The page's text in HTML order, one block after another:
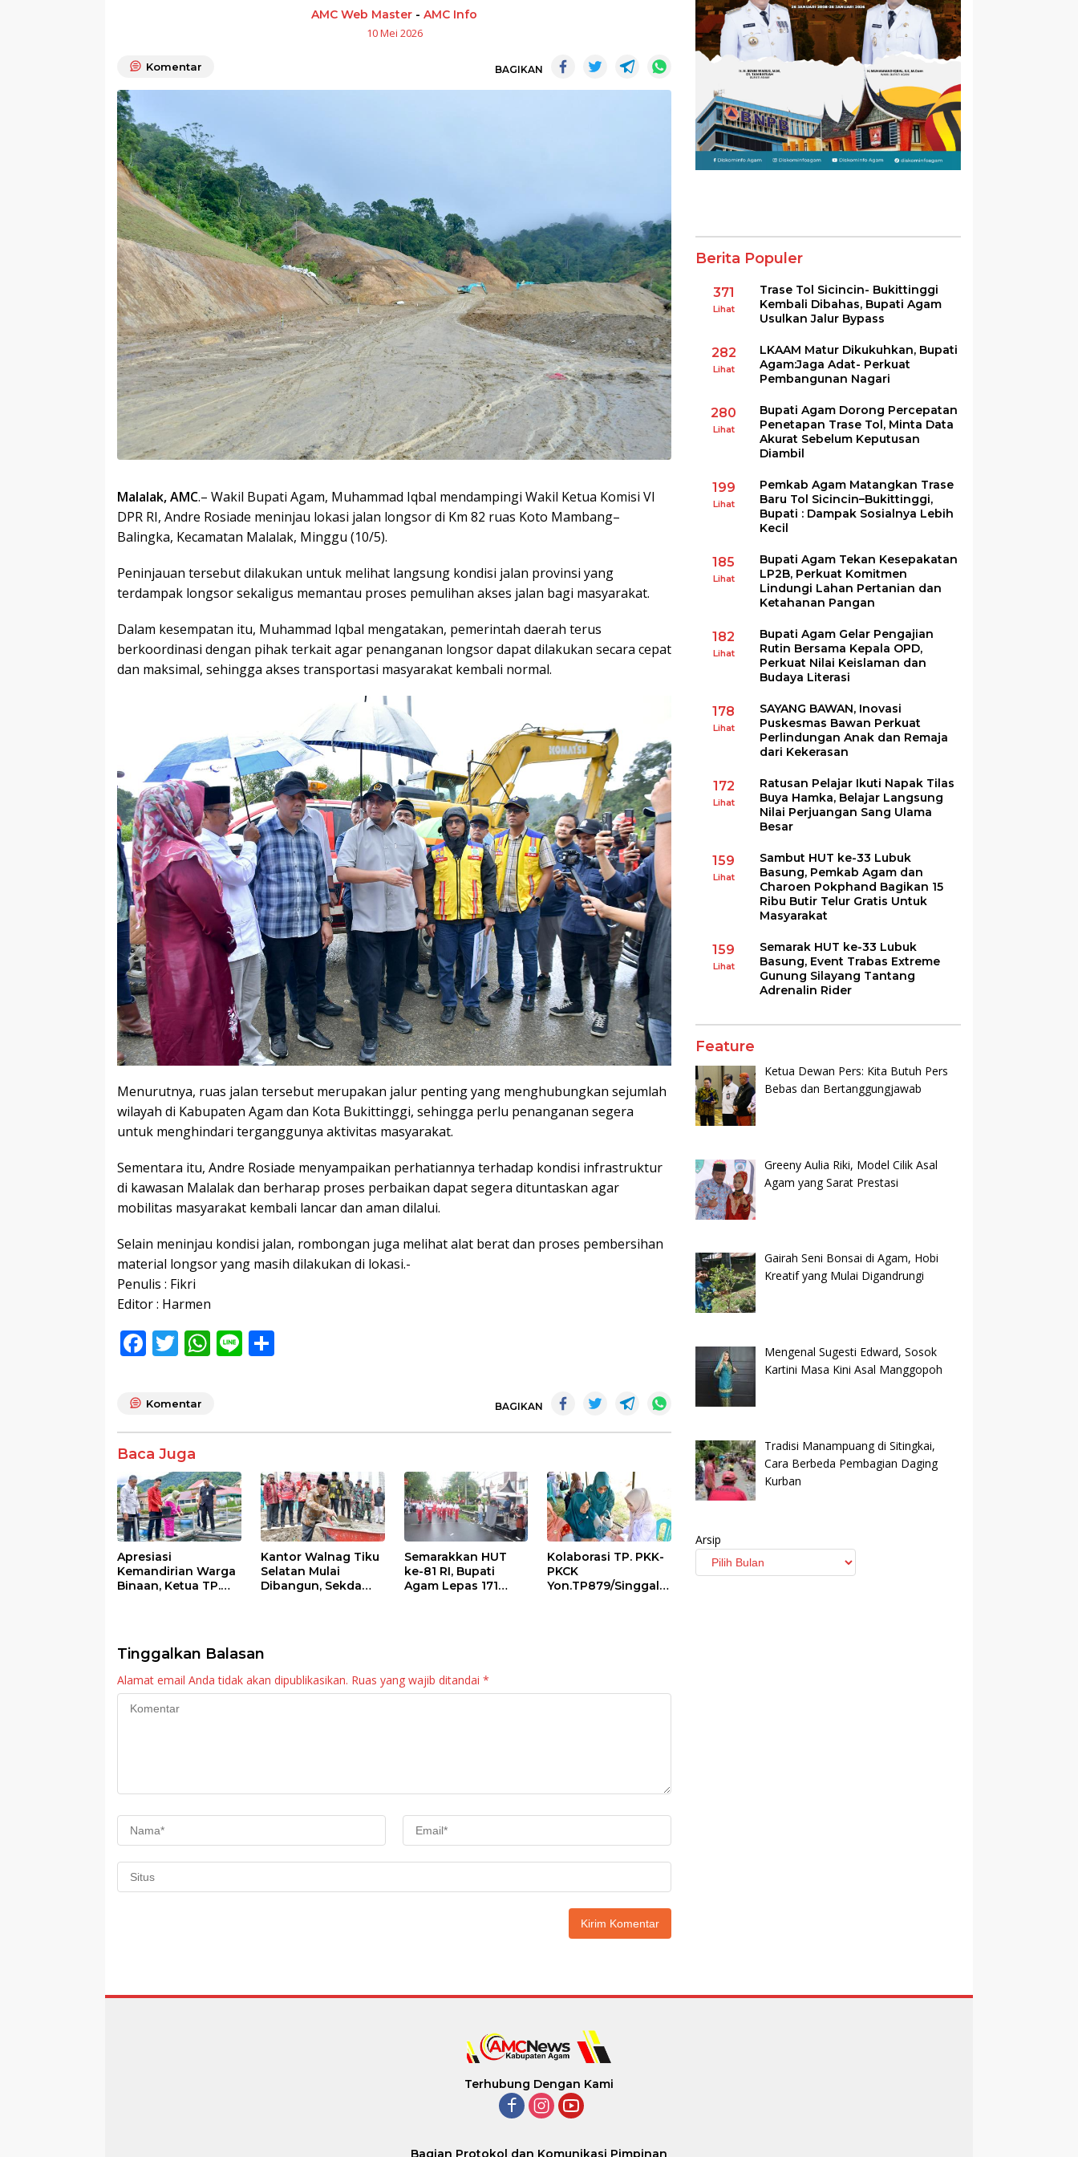
AMC Web Master -AMC Info
10 Mei 2026
Komentar BAGIKAN
Malalak, AMC.– Wakil Bupati Agam, Muhammad Iqbal mendampingi Wakil Ketua Komisi VI
DPR RI, Andre Rosiade meninjau lokasi jalan longsor di Km 82 ruas Koto Mambang–
Balingka, Kecamatan Malalak, Minggu (10/5).
Peninjauan tersebut dilakukan untuk melihat langsung kondisi jalan provinsi yang
terdampak longsor sekaligus memantau proses pemulihan akses jalan bagi masyarakat.
Dalam kesempatan itu, Muhammad Iqbal mengatakan, pemerintah daerah terus
berkoordinasi dengan pihak terkait agar penanganan longsor dapat dilakukan secara cepat
dan maksimal, sehingga akses transportasi masyarakat kembali normal.
Menurutnya, ruas jalan tersebut merupakan jalur penting yang menghubungkan sejumlah
wilayah di Kabupaten Agam dan Kota Bukittinggi, sehingga perlu penanganan segera
untuk menghindari terganggunya aktivitas masyarakat.
Sementara itu, Andre Rosiade menyampaikan perhatiannya terhadap kondisi infrastruktur
di kawasan Malalak dan berharap proses perbaikan dapat segera dituntaskan agar
mobilitas masyarakat kembali lancar dan aman dilalui.
Selain meninjau kondisi jalan, rombongan juga melihat alat berat dan proses pembersihan
material longsor yang masih dilakukan di lokasi.-
Penulis : Fikri
Editor : Harmen
F
e
o
o
k
T
itt
W
p
p
Li
Komentar BAGIKAN
Baca Juga
Apresiasi
Kemandirian Warga
Binaan, Ketua TP.
Maninjau
Kantor Walnag Tiku
Selatan Mulai
Dibangun, Sekda
Semarakkan HUT
ke-81 RI, Bupati
Agam Lepas 171
Kolaborasi TP. PKK-
PKCK
Yon.TP879/Singgala
Tinggalkan Balasan
Alamat email Anda tidak akan dipublikasikan. Ruas yang wajib ditandai *
Berita Populer
371
Lihat
Trase Tol Sicincin- Bukittinggi
Kembali Dibahas, Bupati Agam
Usulkan Jalur Bypass
282
Lihat
LKAAM Matur Dikukuhkan, Bupati
Agam:Jaga Adat- Perkuat
Pembangunan Nagari
280
Lihat
Bupati Agam Dorong Percepatan
Penetapan Trase Tol, Minta Data
Akurat Sebelum Keputusan
Diambil
199
Lihat
Pemkab Agam Matangkan Trase
Baru Tol Sicincin–Bukittinggi,
Bupati : Dampak Sosialnya Lebih
Kecil
185
Lihat
Bupati Agam Tekan Kesepakatan
LP2B, Perkuat Komitmen
Lindungi Lahan Pertanian dan
Ketahanan Pangan
182
Lihat
Bupati Agam Gelar Pengajian
Rutin Bersama Kepala OPD,
Perkuat Nilai Keislaman dan
Budaya Literasi
178
Lihat
SAYANG BAWAN, Inovasi
Puskesmas Bawan Perkuat
Perlindungan Anak dan Remaja
dari Kekerasan
172
Lihat
Ratusan Pelajar Ikuti Napak Tilas
Buya Hamka, Belajar Langsung
Nilai Perjuangan Sang Ulama
Besar
159
Lihat
Sambut HUT ke-33 Lubuk
Basung, Pemkab Agam dan
Charoen Pokphand Bagikan 15
Ribu Butir Telur Gratis Untuk
Masyarakat
159
Lihat
Semarak HUT ke-33 Lubuk
Basung, Event Trabas Extreme
Gunung Silayang Tantang
Adrenalin Rider
Feature
Ketua Dewan Pers: Kita Butuh Pers
Bebas dan Bertanggungjawab
Greeny Aulia Riki, Model Cilik Asal
Agam yang Sarat Prestasi
Gairah Seni Bonsai di Agam, Hobi
Kreatif yang Mulai Digandrungi
Mengenal Sugesti Edward, Sosok
Kartini Masa Kini Asal Manggopoh
Tradisi Manampuang di Sitingkai,
Cara Berbeda Pembagian Daging
Kurban
Arsip
Terhubung Dengan Kami
Bagian Protokol dan Komunikasi Pimpinan